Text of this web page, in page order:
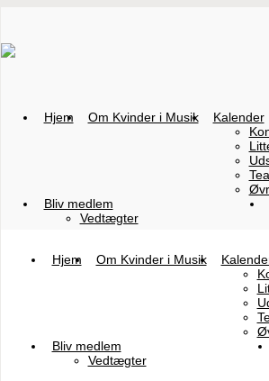
Hjem Om Kvinder i Musik
Kalender
Bliv medlem
Vedtægter
Hjem Om Kvinder i Musik
Bliv medlem
Vedtægter